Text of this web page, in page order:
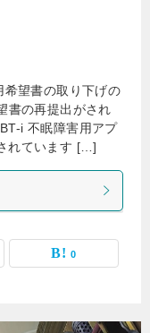
望書の取り下げの
書の再提出がされ
i 不眠障害用アプ
れています […]
0